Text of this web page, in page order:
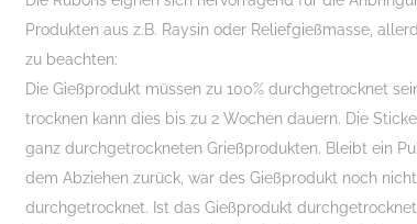
Produkten aus z.B. Raysin oder Reliefgießmasse,
zu beachten:
Die Gießprodukt müssen zu 100% durchgetrocknet
trocknen kann dies bis zu 2 Wochen dauern. Die
ganz durchgetrockneten Grießprodukten. Bleibt ein
dem Abziehen zurück, war des Gießprodukt noch
durchgetrocknet. Ist das Gießprodukt